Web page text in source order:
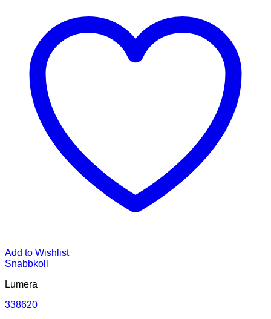
Add to Wishlist
Snabbkoll
Lumera
338620